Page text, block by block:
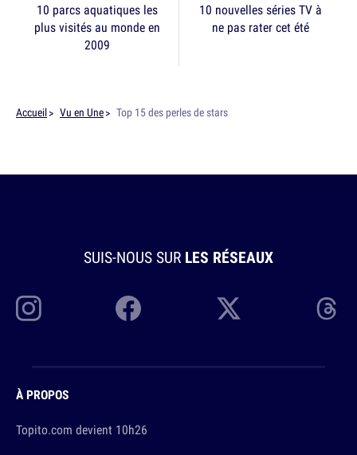
10 parcs aquatiques les
plus visités au monde en
2009
10 nouvelles séries TV à
ne pas rater cet été
Accueil Vu en Une Top 15 des perles de stars
SUIS-NOUS SUR LES RÉSEAUX
À PROPOS
Topito.com devient 10h26